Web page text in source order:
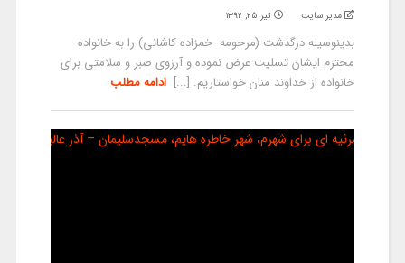
مدیر سایت تیر ۲۵, ۱۳۹۲
بدینوسیله درگذشت (مرحومه خمزاده کاشانی) را به خانواده
محترم ایشان تسلیت عرض نموده و آرزوی صبر و سلامتی برای
خانواده از خداوند منان خواستاریم. [...] ادامه مطلب